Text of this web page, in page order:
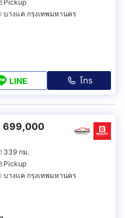
Pickup
บางแค กรุงเทพมหานคร
LINE โทร
699,000
339 กม.
Pickup
บางแค กรุงเทพมหานคร